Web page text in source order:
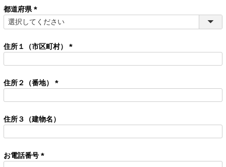
須
)
都道府県
(
必
須
)
住所１（市区町村）
必
)
住所２（番地）
必
)
住所３（建物名）
お電話番号